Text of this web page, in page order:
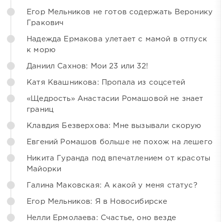
Егор Мельников не готов содержать Веронику
Гракович
Надежда Ермакова улетает с мамой в отпуск
к морю
Даниил Сахнов: Мои 23 или 32!
Катя Квашникова: Пропала из соцсетей
«Щедрость» Анастасии Ромашовой не знает
границ
Клавдия Безверхова: Мне вызывали скорую
Евгений Ромашов больше не похож на лешего
Никита Гуранда под впечатлением от красоты
Майорки
Галина Маковская: А какой у меня статус?
Егор Мельников: Я в Новосибирске
Нелли Ермолаева: Счастье, оно везде